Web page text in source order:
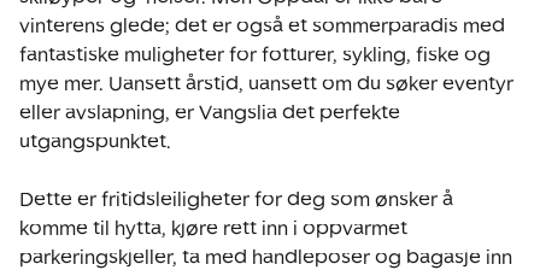
vinterens glede; det er også et sommerparadis med
fantastiske muligheter for fotturer, sykling, fiske og
mye mer. Uansett årstid, uansett om du søker eventyr
eller avslapning, er Vangslia det perfekte
utgangspunktet.
Dette er fritidsleiligheter for deg som ønsker å
komme til hytta, kjøre rett inn i oppvarmet
parkeringskjeller, ta med handleposer og bagasje inn